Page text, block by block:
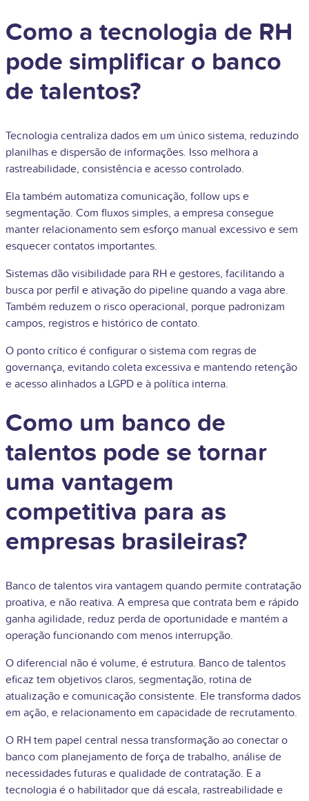
Como a tecnologia de RH
pode simplificar o banco
de talentos?
Tecnologia centraliza dados em um único sistema, reduzindo
planilhas e dispersão de informações. Isso melhora a
rastreabilidade, consistência e acesso controlado.
Ela também automatiza comunicação, follow ups e
segmentação. Com fluxos simples, a empresa consegue
manter relacionamento sem esforço manual excessivo e sem
esquecer contatos importantes.
Sistemas dão visibilidade para RH e gestores, facilitando a
busca por perfil e ativação do pipeline quando a vaga abre.
Também reduzem o risco operacional, porque padronizam
campos, registros e histórico de contato.
O ponto crítico é configurar o sistema com regras de
governança, evitando coleta excessiva e mantendo retenção
e acesso alinhados a LGPD e à política interna.
Como um banco de
talentos pode se tornar
uma vantagem
competitiva para as
empresas brasileiras?
Banco de talentos vira vantagem quando permite contratação
proativa, e não reativa. A empresa que contrata bem e rápido
ganha agilidade, reduz perda de oportunidade e mantém a
operação funcionando com menos interrupção.
O diferencial não é volume, é estrutura. Banco de talentos
eficaz tem objetivos claros, segmentação, rotina de
atualização e comunicação consistente. Ele transforma dados
em ação, e relacionamento em capacidade de recrutamento.
O RH tem papel central nessa transformação ao conectar o
banco com planejamento de força de trabalho, análise de
necessidades futuras e qualidade de contratação. E a
tecnologia é o habilitador que dá escala, rastreabilidade e